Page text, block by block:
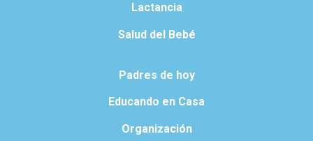
Lactancia
Salud del Bebé
Padres de hoy
Educando en Casa
Organización